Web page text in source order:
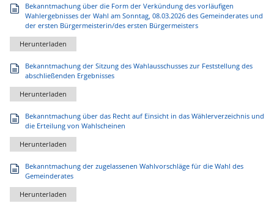
Bekanntmachung über die Form der Verkündung des vorläufigen
Wahlergebnisses der Wahl am Sonntag, 08.03.2026 des Gemeinderates und
der ersten Bürgermeisterin/des ersten Bürgermeisters
Herunterladen
Bekanntmachung der Sitzung des Wahlausschusses zur Feststellung des
abschließenden Ergebnisses
Herunterladen
Bekanntmachung über das Recht auf Einsicht in das Wählerverzeichnis und
die Erteilung von Wahlscheinen
Herunterladen
Bekanntmachung der zugelassenen Wahlvorschläge für die Wahl des
Gemeinderates
Herunterladen